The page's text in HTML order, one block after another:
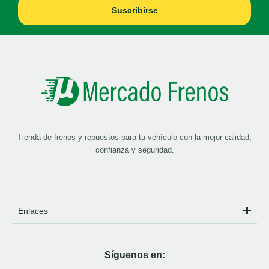
Suscribirse
Tienda de frenos y repuestos para tu vehículo con la mejor calidad,
confianza y seguridad.
Enlaces
Síguenos en: